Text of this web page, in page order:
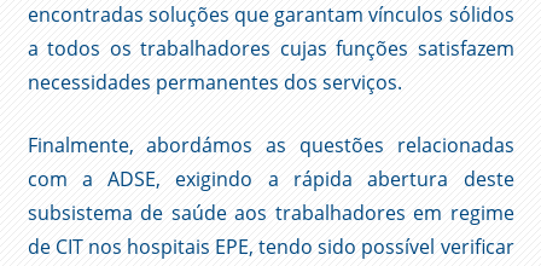
encontradas soluções que garantam vínculos sólidos
a todos os trabalhadores cujas funções satisfazem
necessidades permanentes dos serviços.
Finalmente, abordámos as questões relacionadas
com a ADSE, exigindo a rápida abertura deste
subsistema de saúde aos trabalhadores em regime
de CIT nos hospitais EPE, tendo sido possível verificar